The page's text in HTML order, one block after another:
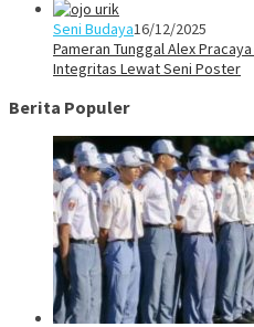
Seni Budaya16/12/2025
Pameran Tunggal Alex
Integritas Lewat Seni Poster
Berita Populer